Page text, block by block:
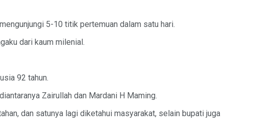
5-10 titik pertemuan dalam satu hari.
dari kaum milenial.
92 tahun.
Zairullah dan Mardani H Maming.
dan satunya lagi diketahui masyarakat, selain bupati juga